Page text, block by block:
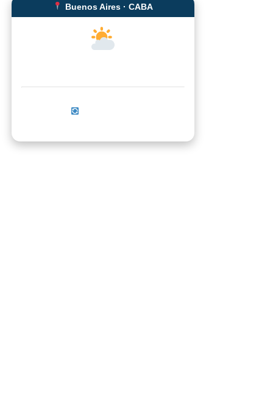
Buenos Aires · CABA